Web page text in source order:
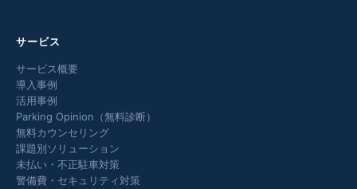
サービス
サービス概要
導入事例
活用事例
Parking Opinion（無料診断）
無料カウンセリング
課題別ソリューション
未払い・不正駐車対策
警備費・セキュリティ対策